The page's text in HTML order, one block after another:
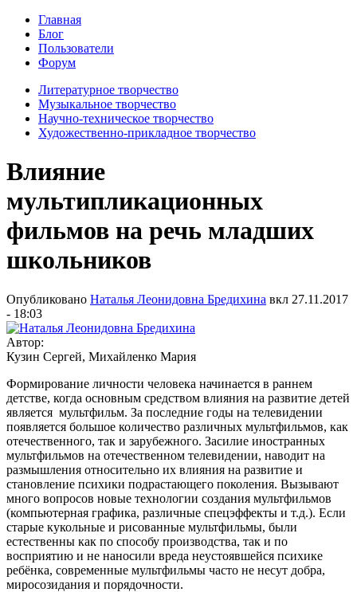
Главная
Блог
Пользователи
Форум
Литературное творчество
Музыкальное творчество
Научно-техническое творчество
Художественно-прикладное творчество
Влияние
мультипликационных
фильмов на речь младших
школьников
Опубликовано Наталья Леонидовна Бредихина вкл 27.11.2017
- 18:03
Автор:
Кузин Сергей, Михайленко Мария
Формирование личности человека начинается в раннем
детстве, когда основным средством влияния на развитие детей
является мультфильм. За последние годы на телевидении
появляется большое количество различных мультфильмов, как
отечественного, так и зарубежного. Засилие иностранных
мультфильмов на отечественном телевидении, наводит на
размышления относительно их влияния на развитие и
становление психики подрастающего поколения. Вызывают
много вопросов новые технологии создания мультфильмов
(компьютерная графика, различные спецэффекты и т.д.). Если
старые кукольные и рисованные мультфильмы, были
естественны как по способу производства, так и по
восприятию и не наносили вреда неустоявшейся психике
ребёнка, современные мультфильмы часто не несут добра,
миросозидания и порядочности.